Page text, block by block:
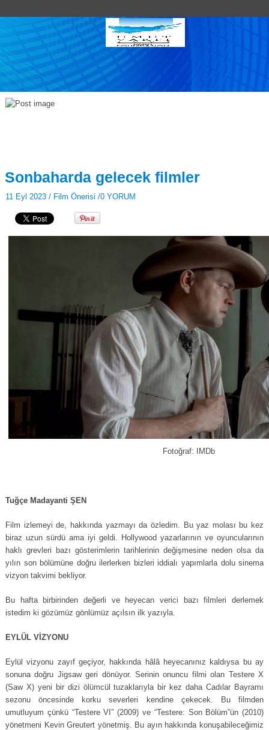
Sonbaharda gelecek filmler
11 Eyl 2023 / Film Önerisi /0 YORUM
Fotoğraf: IMDb
Tuğçe Madayanti ŞEN
Film izlemeyi de, hakkında yazmayı da özledim. Bu yaz molası bu kez
biraz uzun sürdü ama iyi geldi. Hollywood yazarlarının ve oyuncularının
haklı grevleri bazı gösterimlerin tarihlerinin değişmesine neden olsa da
yılın son bölümüne doğru ilerlerken bizleri iddialı yapımlarla dolu sinema
vizyon takvimi bekliyor.
Bu hafta birbirinden değerli ve heyecan verici bazı filmleri derlemek
istedim ki gözümüz gönlümüz açılsın ilk yazıyla.
EYLÜL VİZYONU
Eylül vizyonu zayıf geçiyor, hakkında hâlâ heyecanınız kaldıysa bu ay
sonuna doğru Jigsaw geri dönüyor. Serinin onuncu filmi olan Testere X
(Saw X) yeni bir dizi ölümcül tuzaklarıyla bir kez daha Cadılar Bayramı
sezonu öncesinde korku severleri kendine çekecek. Bu filmden
umutluyum çünkü “Testere VI” (2009) ve “Testere: Son Bölüm”ün (2010)
yönetmeni Kevin Greutert yönetmiş. Bu ayın hakkında konuşabileceğimiz